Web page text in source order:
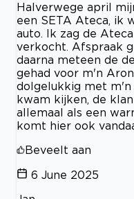
Halverwege april
een SETA Ateca, ik
auto. Ik zag de
verkocht. Afspraak
daarna meteen de
gehad voor m'n
dolgelukkig met m'n
kwam kijken, de
allemaal als een
komt hier ook
Beveelt aan
6 June 2025